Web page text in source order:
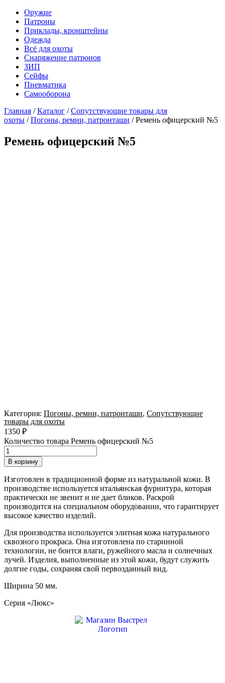
Оружие
Патроны
Приклады, кронштейны
Одежда
Всё для охоты
Снаряжение патронов
ЗИП
Сейфы
Пневматика
Самооборона
Главная /Каталог /Сопутствующие товары для
охоты /Погоны, ремни, патронташи / Ремень офицерский №5
Ремень офицерский №5
Категория: Погоны, ремни, патронташи, Сопутствующие
товары для охоты
1350 ₽
Количество товара Ремень офицерский №5
В корзину
Изготовлен в традиционной форме из натуральной кожи. В
производстве используется итальянская фурнитура, которая
практически не звенит и не дает бликов. Раскрой
производится на специальном оборудовании, что гарантирует
высокое качество изделий.
Для производства используется элитная кожа натурального
сквозного прокраса. Она изготовлена по старинной
технологии, не боится влаги, ружейного масла и солнечных
лучей. Изделия, выполненные из этой кожи, будут служить
долгие годы, сохраняя свой первозданный вид.
Ширина 50 мм.
Серия «Люкс»